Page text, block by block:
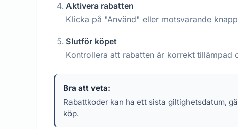
Aktivera rabatten
Klicka på "Använd" eller motsvarande
Slutför köpet
Kontrollera att rabatten är korrekt tillämpad
Bra att veta:
Rabattkoder kan ha ett sista giltighetsdatum,
köp.